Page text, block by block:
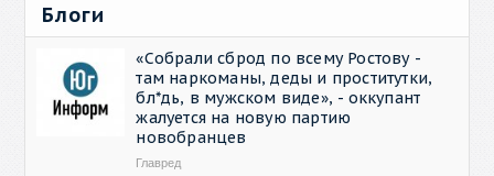
Блоги
«Собрали сброд по всему Ростову -
там наркоманы, деды и проститутки,
бл*дь, в мужском виде», - оккупант
жалуется на новую партию
новобранцев
Главред